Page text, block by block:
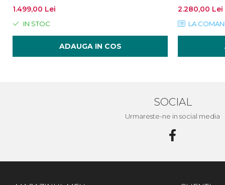
1.499,00 Lei
IN STOC
ADAUGA IN COS
2.280,00 Lei
LA
SOCIAL
Urmareste-ne in social media